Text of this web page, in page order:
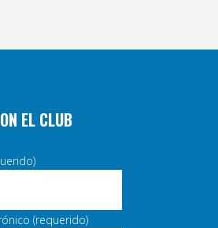
EL CLUB
(requerido)